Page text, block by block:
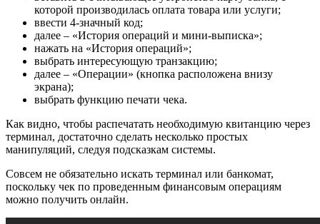
которой производилась оплата товара или услуги;
ввести 4-значный код;
далее – «История операций и мини-выписка»;
нажать на «История операций»;
выбрать интересующую транзакцию;
далее – «Операции» (кнопка расположена внизу
экрана);
выбрать функцию печати чека.
Как видно, чтобы распечатать необходимую квитанцию через
терминал, достаточно сделать несколько простых
манипуляций, следуя подсказкам системы.
Совсем не обязательно искать терминал или банкомат,
поскольку чек по проведенным финансовым операциям
можно получить онлайн.